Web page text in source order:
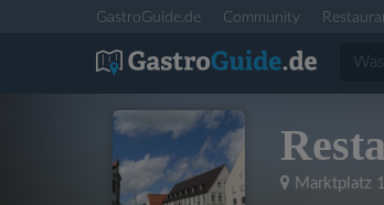
GastroGuide.de Community
Marktplatz